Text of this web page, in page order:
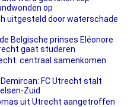
op
uitgesteld door waterschade
Belgische prinses Eléonore
gaat studeren
centraal samenkomen
FC Utrecht stalt
Zuid
uit Utrecht aangetroffen